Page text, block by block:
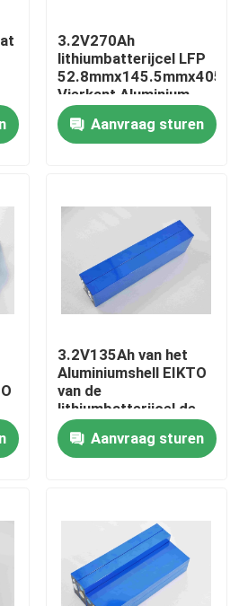
de energieopslag
3.2V270Ah
lithiumbatterijcel LFP
Vierkant Aluminium
Shell
Aanvraag sturen
3.2V135Ah van het
Aluminiumshell EIKTO
van de
lithiumbatterijcel de
Vierkante Energie van
de Machtssored
Aanvraag sturen